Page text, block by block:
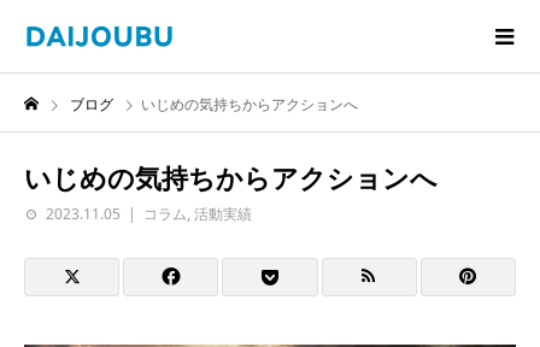
ブログ いじめの気持ちからアクションへ
いじめの気持ちからアクションへ
2023.11.05 コラム, 活動実績